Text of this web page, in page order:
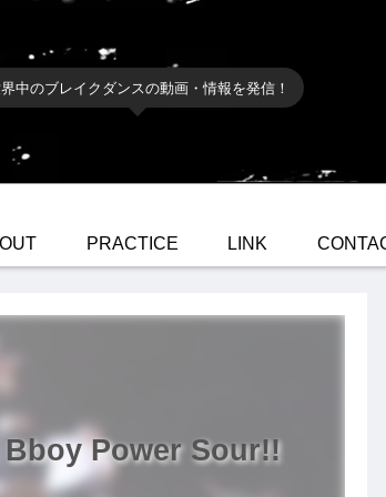
中のブレイクダンスの動画・情報を発信！
PRACTICE LINK
Power Sour!!